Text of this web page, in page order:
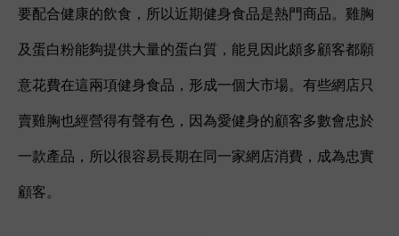
要配合健康的飲食，所以近期健身食品是熱門商品。雞胸
及蛋白粉能夠提供大量的蛋白質，能見因此頗多顧客都願
意花費在這兩項健身食品，形成一個大市場。有些網店只
賣雞胸也經營得有聲有色，因為愛健身的顧客多數會忠於
一款產品，所以很容易長期在同一家網店消費，成為忠實
顧客。